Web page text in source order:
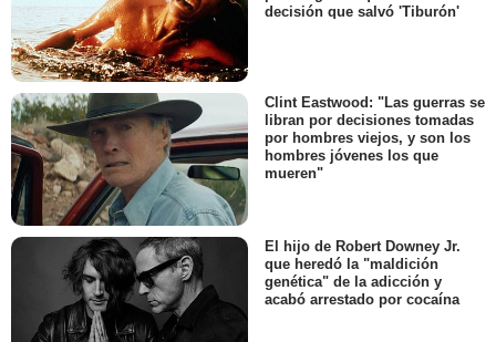
decisión que salvó 'Tiburón'
Clint Eastwood: "Las guerras se
libran por decisiones tomadas
por hombres viejos, y son los
hombres jóvenes los que
mueren"
El hijo de Robert Downey Jr.
que heredó la "maldición
genética" de la adicción y
acabó arrestado por cocaína